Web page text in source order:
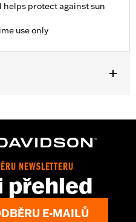
protect against sun
use only
NEWSLETTERU
přehled
E-MAILŮ